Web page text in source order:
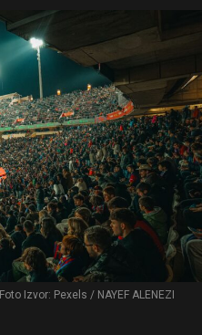
Foto Izvor: Pexels / NAYEF ALENEZI